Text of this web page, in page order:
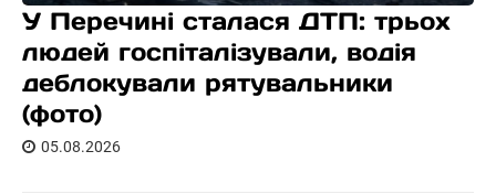
У Перечині сталася ДТП: трьох
людей госпіталізували, водія
деблокували рятувальники
(фото)
05.08.2026